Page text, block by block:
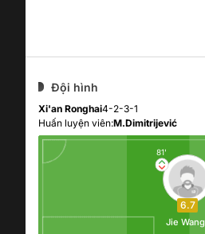
Đội hình
Xi'an Ronghai4-2-3-1
Huấn luyện viên:M.Dimitrijević
6.7
81'
Jie Wang